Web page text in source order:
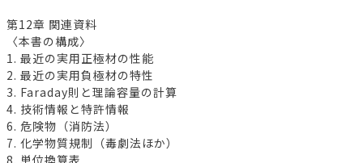
第12章 関連資料
〈本書の構成〉
1. 最近の実用正極材の性能
2. 最近の実用負極材の特性
3. Faraday則と理論容量の計算
4. 技術情報と特許情報
6. 危険物（消防法）
7. 化学物質規制（毒劇法ほか）